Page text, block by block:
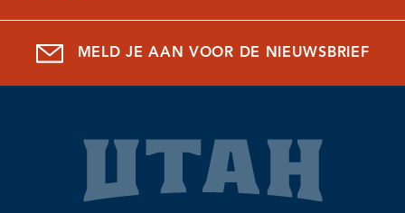
MELD JE AAN VOOR DE NIEUWSBRIEF